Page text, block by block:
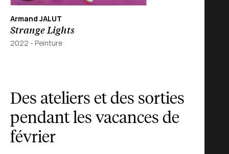
Armand JALUT
Strange Lights
2022 - Peinture
Des ateliers et des sorties
pendant les vacances de
février